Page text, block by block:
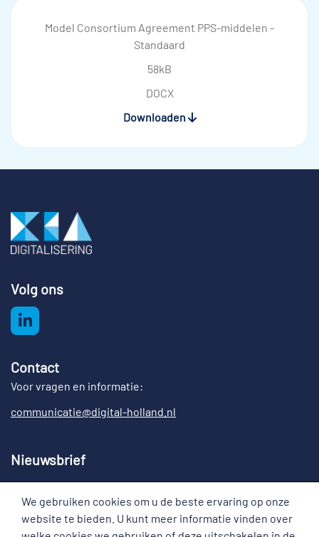
Cookies
We gebruiken cookies om u de beste ervaring op onze
website te bieden. U kunt meer informatie vinden over
Model Consortium Agreement PPS-middelen -
Standaard
58kB
DOCX
Downloaden
Volg ons
Contact
Voor vragen en informatie:
communicatie@digital-holland.nl
Nieuwsbrief
Meld u aan voor de nieuwsbrief Digital Holland